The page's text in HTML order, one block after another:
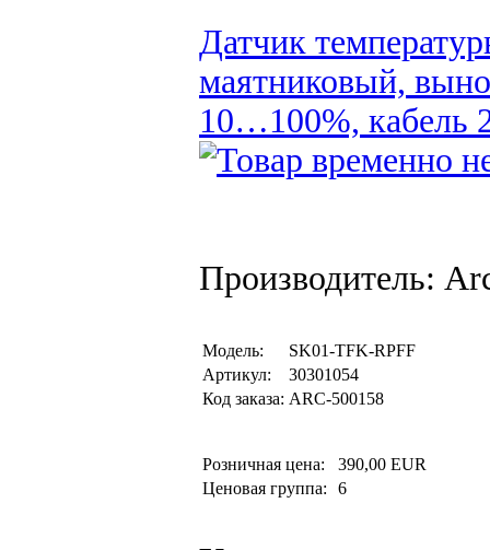
Датчик
маятниковый,
10…100%, кабель
Производитель:
Модель:
SK01-TFK-RPFF
Артикул:
30301054
Код заказа: ARC-500158
Розничная цена:
390,00 EUR
Ценовая группа:
6